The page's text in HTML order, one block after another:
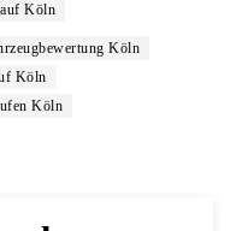
Köln
Köln
Köln
Köln